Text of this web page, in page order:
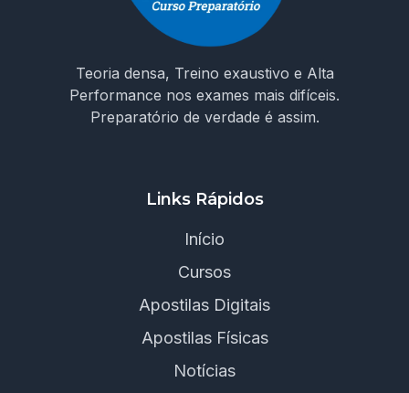
Teoria densa, Treino exaustivo e Alta
Performance nos exames mais difíceis.
Preparatório de verdade é assim.
Links Rápidos
Início
Cursos
Apostilas Digitais
Apostilas Físicas
Notícias